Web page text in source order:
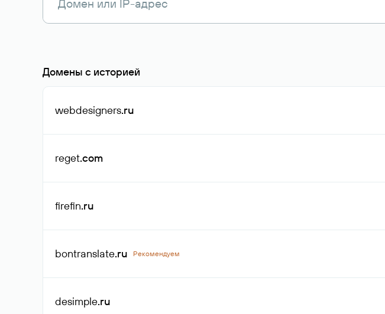
Домены с историей
webdesigners.ru
reget.com
firefin.ru
bontranslate.ru Рекомендуем
desimple.ru